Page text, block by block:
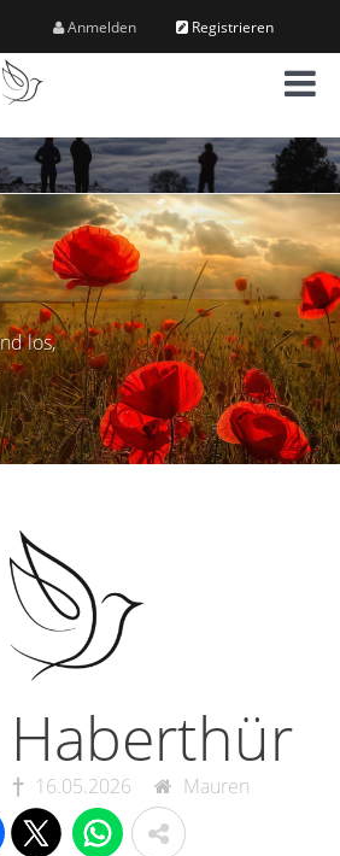
Anmelden Registrieren
M
e
n
ü
los,
Haberthür
16.05.2026 Mauren